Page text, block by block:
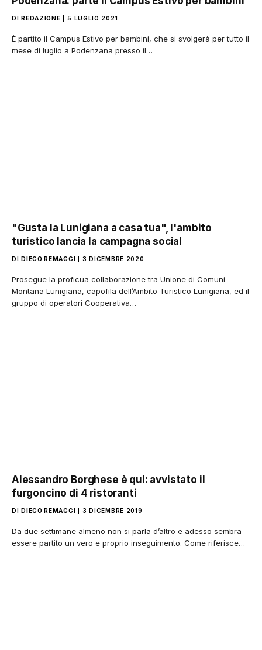
DI REDAZIONE 5 LUGLIO 2021
È partito il Campus Estivo per bambini, che si svolgerà per tutto il
mese di luglio a Podenzana presso il…
"Gusta la Lunigiana a casa tua", l'ambito
turistico lancia la campagna social
DI DIEGO REMAGGI 3 DICEMBRE 2020
Prosegue la proficua collaborazione tra Unione di Comuni
Montana Lunigiana, capofila dell’Ambito Turistico Lunigiana, ed il
gruppo di operatori Cooperativa…
Alessandro Borghese è qui: avvistato il
furgoncino di 4 ristoranti
DI DIEGO REMAGGI 3 DICEMBRE 2019
Da due settimane almeno non si parla d’altro e adesso sembra
essere partito un vero e proprio inseguimento. Come riferisce…